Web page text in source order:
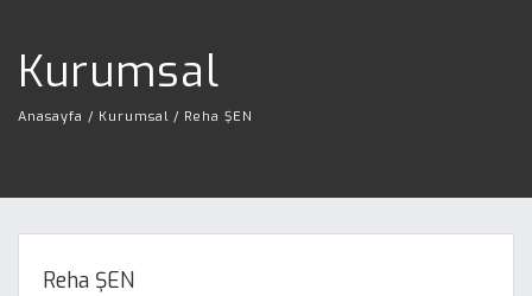
Kurumsal
Anasayfa / Kurumsal / Reha ŞEN
Reha ŞEN